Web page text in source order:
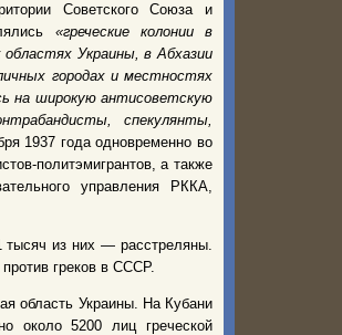
Советского Союза и
«греческие колонии в
областях Украины, в Абхазии
городах и местностях
на широкую антисоветскую
спекулянты,
1937 года одновременно во
политэмигрантов, а также
управления РККА,
тысяч из них — расстреляны.
греков в СССР.
область Украины. На Кубани
около 5200 лиц греческой